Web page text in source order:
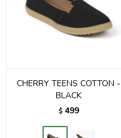
CHERRY TEENS COTTON -
BLACK
$ 499